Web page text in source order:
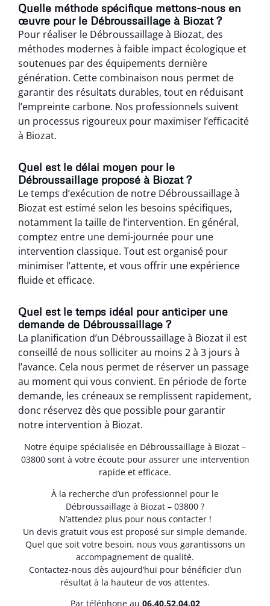
Quelle méthode spécifique mettons-nous en
œuvre pour le Débroussaillage à Biozat ?
Pour réaliser le Débroussaillage à Biozat, des
méthodes modernes à faible impact écologique et
soutenues par des équipements dernière
génération. Cette combinaison nous permet de
garantir des résultats durables, tout en réduisant
l’empreinte carbone. Nos professionnels suivent
un processus rigoureux pour maximiser l’efficacité
à Biozat.
Quel est le délai moyen pour le
Débroussaillage proposé à Biozat ?
Le temps d’exécution de notre Débroussaillage à
Biozat est estimé selon les besoins spécifiques,
notamment la taille de l’intervention. En général,
comptez entre une demi-journée pour une
intervention classique. Tout est organisé pour
minimiser l’attente, et vous offrir une expérience
fluide et efficace.
Quel est le temps idéal pour anticiper une
demande de Débroussaillage ?
La planification d’un Débroussaillage à Biozat il est
conseillé de nous solliciter au moins 2 à 3 jours à
l’avance. Cela nous permet de réserver un passage
au moment qui vous convient. En période de forte
demande, les créneaux se remplissent rapidement,
donc réservez dès que possible pour garantir
notre intervention à Biozat.
Notre équipe spécialisée en Débroussaillage à Biozat –
03800 sont à votre écoute pour assurer une intervention
rapide et efficace.
À la recherche d’un professionnel pour le
Débroussaillage à Biozat – 03800 ?
N’attendez plus pour nous contacter !
Un devis gratuit vous est proposé sur simple demande.
Quel que soit votre besoin, nous vous garantissons un
accompagnement de qualité.
Contactez-nous dès aujourd’hui pour bénéficier d’un
résultat à la hauteur de vos attentes.
Par téléphone au 06.40.52.04.02